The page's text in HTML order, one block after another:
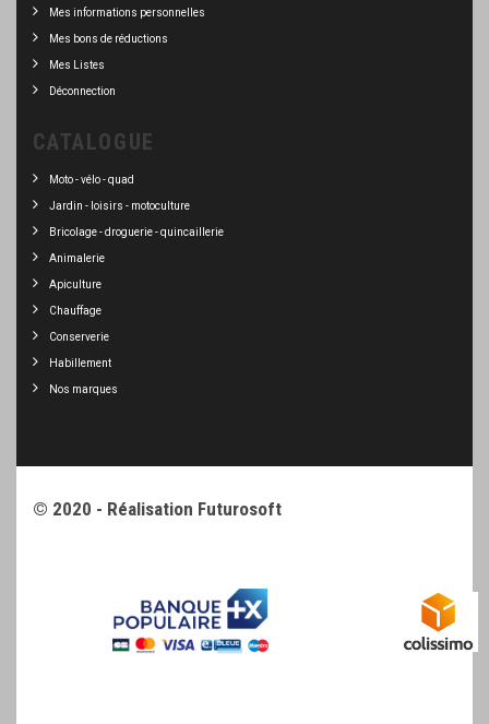
Mes informations personnelles
Mes bons de réductions
Mes Listes
Déconnection
CATALOGUE
Moto - vélo - quad
Jardin - loisirs - motoculture
Bricolage - droguerie - quincaillerie
Animalerie
Apiculture
Chauffage
Conserverie
Habillement
Nos marques
© 2020 - Réalisation Futurosoft